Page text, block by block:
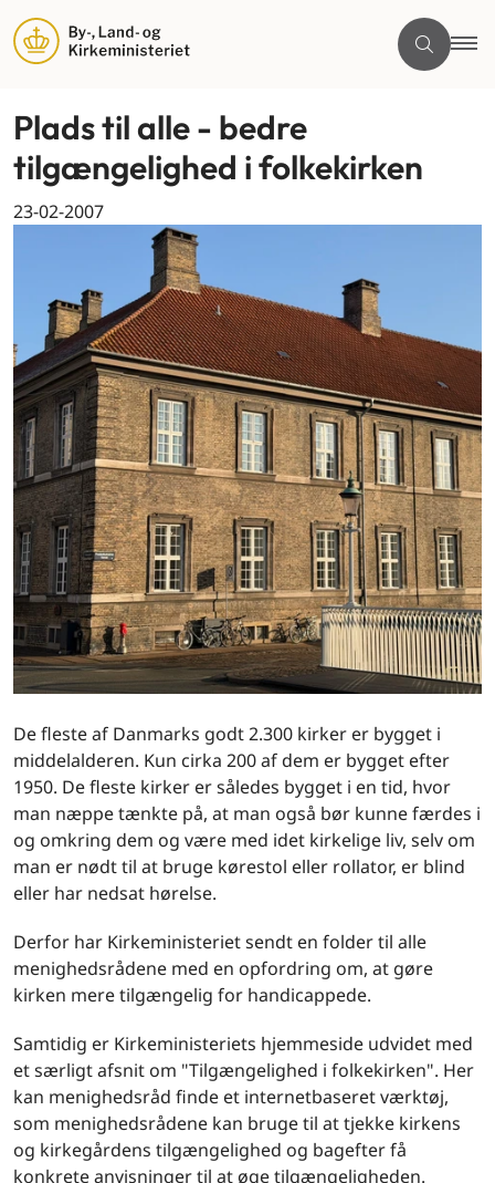
Plads til alle - bedre
tilgængelighed i folkekirken
23-02-2007
De fleste af Danmarks godt 2.300 kirker er bygget i
middelalderen. Kun cirka 200 af dem er bygget efter
1950. De fleste kirker er således bygget i en tid, hvor
man næppe tænkte på, at man også bør kunne færdes i
og omkring dem og være med idet kirkelige liv, selv om
man er nødt til at bruge kørestol eller rollator, er blind
eller har nedsat hørelse.
Derfor har Kirkeministeriet sendt en folder til alle
menighedsrådene med en opfordring om, at gøre
kirken mere tilgængelig for handicappede.
Samtidig er Kirkeministeriets hjemmeside udvidet med
et særligt afsnit om "Tilgængelighed i folkekirken". Her
kan menighedsråd finde et internetbaseret værktøj,
som menighedsrådene kan bruge til at tjekke kirkens
og kirkegårdens tilgængelighed og bagefter få
konkrete anvisninger til at øge tilgængeligheden.